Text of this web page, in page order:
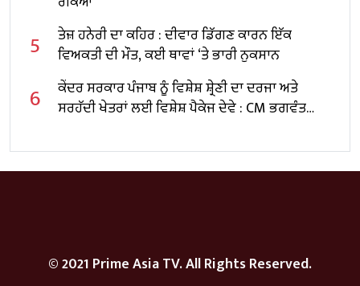
5
ਤੇਜ਼ ਹਨੇਰੀ ਦਾ ਕਹਿਰ : ਦੀਵਾਰ ਡਿੱਗਣ ਕਾਰਨ ਇੱਕ
ਵਿਅਕਤੀ ਦੀ ਮੌਤ, ਕਈ ਥਾਵਾਂ ‘ਤੇ ਭਾਰੀ ਨੁਕਸਾਨ
6
ਕੇਂਦਰ ਸਰਕਾਰ ਪੰਜਾਬ ਨੂੰ ਵਿਸ਼ੇਸ਼ ਸ਼੍ਰੇਣੀ ਦਾ ਦਰਜਾ ਅਤੇ
ਸਰਹੱਦੀ ਖੇਤਰਾਂ ਲਈ ਵਿਸ਼ੇਸ਼ ਪੈਕੇਜ ਦੇਵੇ : CM ਭਗਵੰਤ
© 2021 Prime Asia TV. All Rights Reserved.